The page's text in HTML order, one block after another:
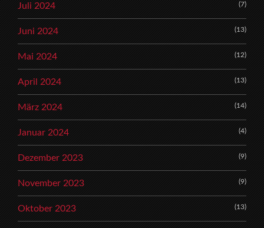
Juli 2024 (7)
Juni 2024 (13)
Mai 2024 (12)
April 2024 (13)
März 2024 (14)
Januar 2024 (4)
Dezember 2023 (9)
November 2023 (9)
Oktober 2023 (13)